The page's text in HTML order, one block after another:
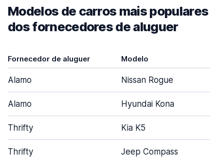
Modelos de carros mais populares
dos fornecedores de aluguer
Fornecedor de aluguer Modelo
Alamo Nissan Rogue
Alamo Hyundai Kona
Thrifty Kia K5
Thrifty Jeep Compass